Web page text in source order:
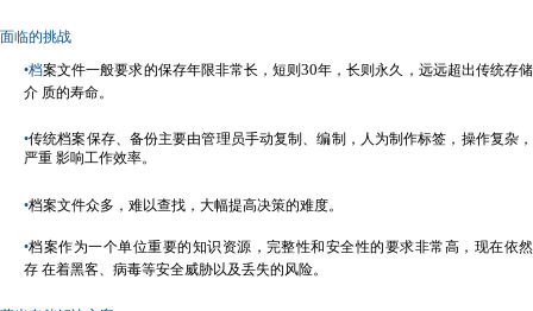
面临的挑战
•档案文件一般要求的保存年限非常长，短则30年，长则永久，远远超出传统存储
介 质的寿命。
•传统档案保存、备份主要由管理员手动复制、编制，人为制作标签，操作复杂，
严重 影响工作效率。
•档案文件众多，难以查找，大幅提高决策的难度。
•档案作为一个单位重要的知识资源，完整性和安全性的要求非常高，现在依然
存 在着黑客、病毒等安全威胁以及丢失的风险。